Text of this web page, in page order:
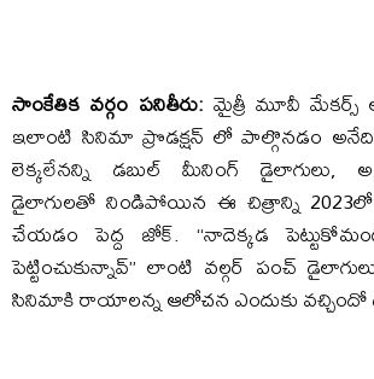
సాంకేతిక వర్గం పనితీరు: మైత్రీ మూవీ మేకర్స్
ఇలాంటి సినిమా ప్రొడక్షన్ లో పాల్గొనడం
లెక్కలేనన్ని డబుల్ మీనింగ్ డైలాగులు,
డైలాగులతో నిండిపోయిన ఈ చిత్రాన్ని
చేయడం పెద్ద జోక్. “నాదెక్కడ
పెట్టించుకున్నావ్” లాంటి వల్గర్ పంచ్
సినిమాకి రాయాలన్న ఆలోచన ఎందుకు వచ్చిందో